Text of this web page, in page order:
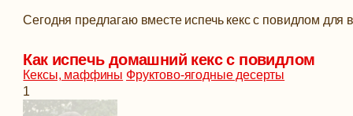
Сегодня предлагаю вместе испечь кекс с повидлом для
Как испечь домашний кекс с повидлом
Кексы, маффины Фруктово-ягодные десерты
1